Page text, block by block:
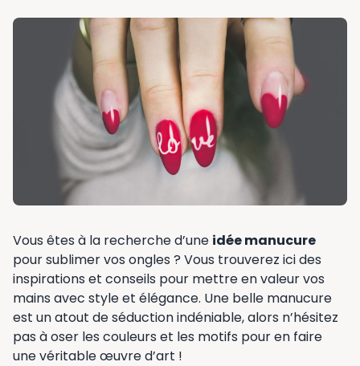
Vous êtes à la recherche d’une idée manucure
pour sublimer vos ongles ? Vous trouverez ici des
inspirations et conseils pour mettre en valeur vos
mains avec style et élégance. Une belle manucure
est un atout de séduction indéniable, alors n’hésitez
pas à oser les couleurs et les motifs pour en faire
une véritable œuvre d’art !